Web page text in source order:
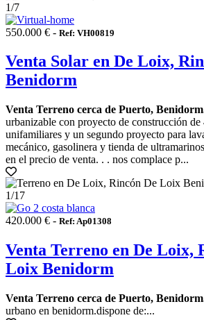
1/7
550.000 € - Ref: VH00819
Venta Solar en De Loix,
Benidorm
Venta Terreno cerca de Puerto,
urbanizable con proyecto de construcción
unifamiliares y un segundo proyecto para
mecánico, gasolinera y tienda de
en el precio de venta. . . nos complace p...
1/17
420.000 € - Ref: Ap01308
Venta Terreno en De Loix,
Loix Benidorm
Venta Terreno cerca de Puerto,
urbano en benidorm.dispone de:...